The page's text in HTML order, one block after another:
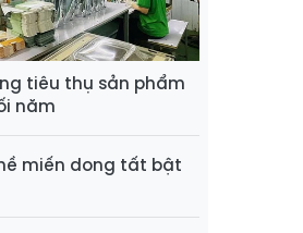
tiêu thụ sản phẩm
năm
miến dong tất bật